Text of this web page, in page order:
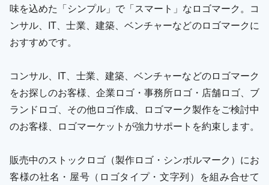
味を込めた「シンプル」で「スマート」なロゴマーク。コ
ンサル、IT、士業、建築、ベンチャーなどのロゴマークに
おすすめです。
コンサル、IT、士業、建築、ベンチャーなどのロゴマーク
をお探しのお客様、企業ロゴ・事務所ロゴ・店舗ロゴ、ブ
ランドロゴ、その他ロゴ作成、ロゴマーク製作をご検討中
のお客様、ロゴマーケットが強力サポートを約束します。
販売中のストックロゴ（製作ロゴ・シンボルマーク）にお
客様の社名・屋号（ロゴタイプ・文字列）を組み合せて